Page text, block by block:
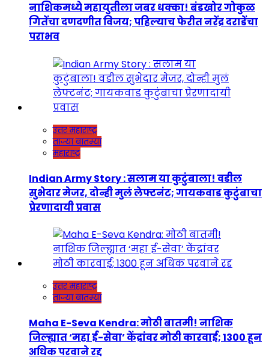
नाशिकमध्ये महायुतीला जबर धक्का! बंडखोर गोकुळ
गितेंचा दणदणीत विजय; पहिल्याच फेरीत नरेंद्र दराडेंचा
पराभव
उत्तर महाराष्ट्र
ताज्या बातम्या
महाराष्ट्र
Indian Army Story : सलाम या कुटुंबाला! वडील
सुभेदार मेजर, दोन्ही मुलं लेफ्टनंट; गायकवाड कुटुंबाचा
प्रेरणादायी प्रवास
उत्तर महाराष्ट्र
ताज्या बातम्या
Maha E-Seva Kendra: मोठी बातमी! नाशिक
जिल्ह्यात ‘महा ई-सेवा’ केंद्रांवर मोठी कारवाई; 1300 हून
अधिक परवाने रद्द